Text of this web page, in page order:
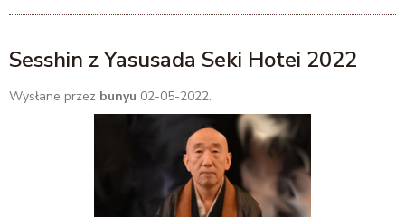
Sesshin z Yasusada Seki Hotei 2022
Wysłane przez bunyu 02-05-2022.